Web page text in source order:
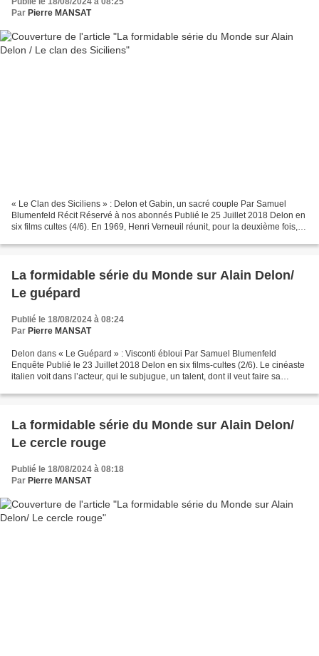
Par Pierre MANSAT
« Le Clan des Siciliens » : Delon et Gabin, un sacré couple Par Samuel
Blumenfeld Récit Réservé à nos abonnés Publié le 25 Juillet 2018 Delon en
six films cultes (4/6). En 1969, Henri Verneuil réunit, pour la deuxième fois,
La formidable série du Monde sur Alain Delon/
Le guépard
Publié le 18/08/2024 à 08:24
Par Pierre MANSAT
Delon dans « Le Guépard » : Visconti ébloui Par Samuel Blumenfeld
Enquête Publié le 23 Juillet 2018 Delon en six films-cultes (2/6). Le cinéaste
italien voit dans l’acteur, qui le subjugue, un talent, dont il veut faire sa
La formidable série du Monde sur Alain Delon/
Le cercle rouge
Publié le 18/08/2024 à 08:18
Par Pierre MANSAT